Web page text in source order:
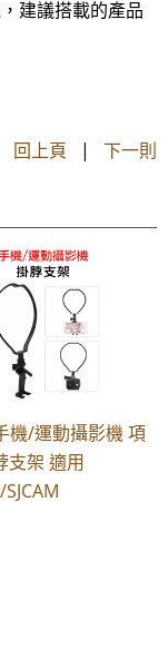
建議搭載的產品
回上頁 | 下一則
機/運動攝影機 項
支架 適用